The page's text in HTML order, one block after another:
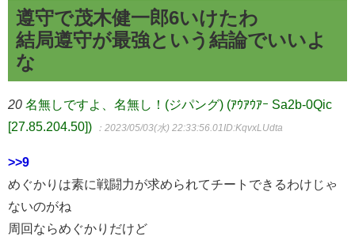
遵守で茂木健一郎6いけたわ
結局遵守が最強という結論でいいよ
な
20 名無しですよ、名無し！(ジパング) (ｱｳｱｳｱｰ Sa2b-0Qic
[27.85.204.50])
：2023/05/03(水) 22:33:56.01ID:KqvxLUdta
>>9
めぐかりは素に戦闘力が求められてチートできるわけじゃ
ないのがね
周回ならめぐかりだけど